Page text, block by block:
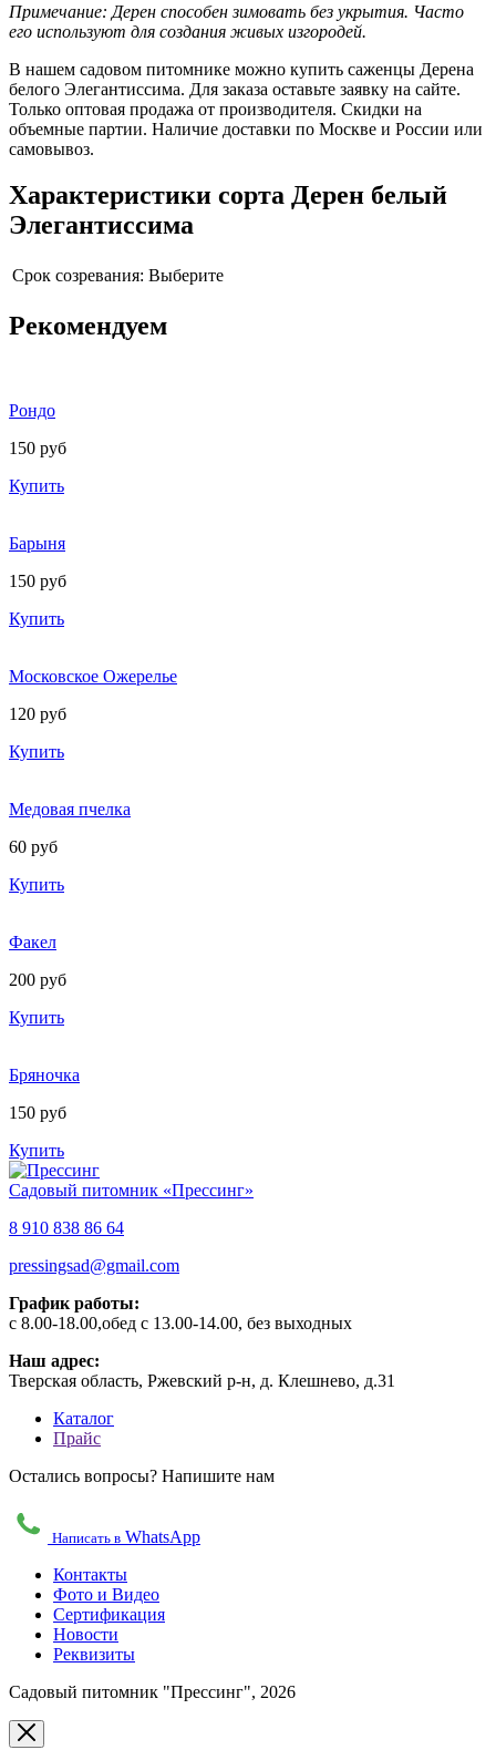
Примечание: Дерен способен зимовать без укрытия. Часто
его используют для создания живых изгородей.
В нашем садовом питомнике можно купить саженцы Дерена
белого Элегантиссима. Для заказа оставьте заявку на сайте.
Только оптовая продажа от производителя. Скидки на
объемные партии. Наличие доставки по Москве и России или
самовывоз.
Характеристики сорта Дерен белый
Элегантиссима
Срок созревания: Выберите
Рекомендуем
Рондо
150 руб
Купить
Барыня
150 руб
Купить
Московское Ожерелье
120 руб
Купить
Медовая пчелка
60 руб
Купить
Факел
200 руб
Купить
Бряночка
150 руб
Купить
Садовый питомник «Прессинг»
8 910 838 86 64
pressingsad@gmail.com
График работы:
с 8.00-18.00,обед с 13.00-14.00, без выходных
Наш адрес:
Тверская область, Ржевский р-н, д. Клешнево, д.31
Каталог
Прайс
Остались вопросы? Напишите нам
Написать в WhatsApp
Контакты
Фото и Видео
Сертификация
Новости
Реквизиты
Садовый питомник "Прессинг", 2026